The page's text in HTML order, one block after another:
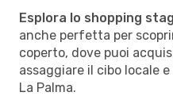
Esplora lo shopping
anche perfetta per
coperto, dove puoi
assaggiare il cibo locale
La Palma.